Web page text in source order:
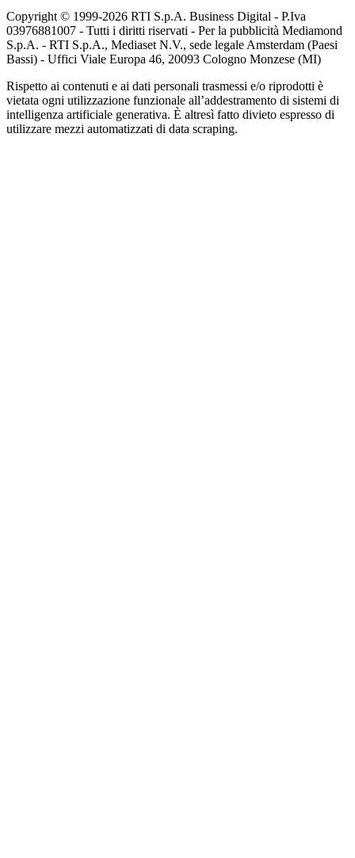
Copyright © 1999-2026 RTI S.p.A. Business Digital - P.Iva
03976881007 - Tutti i diritti riservati - Per la pubblicità Mediamond
S.p.A. - RTI S.p.A., Mediaset N.V., sede legale Amsterdam (Paesi
Bassi) - Uffici Viale Europa 46, 20093 Cologno Monzese (MI)
Rispetto ai contenuti e ai dati personali trasmessi e/o riprodotti è
vietata ogni utilizzazione funzionale all’addestramento di sistemi di
intelligenza artificiale generativa. È altresì fatto divieto espresso di
utilizzare mezzi automatizzati di data scraping.